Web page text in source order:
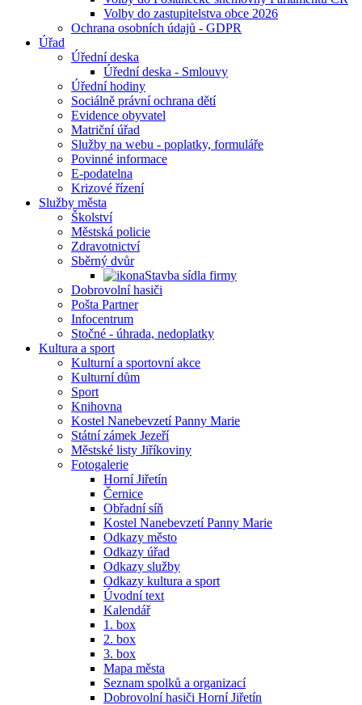
Volby do zastupitelstva obce 2026
Ochrana osobních údajů - GDPR
Úřad
Úřední deska
Úřední deska - Smlouvy
Úřední hodiny
Sociálně právní ochrana dětí
Evidence obyvatel
Matriční úřad
Služby na webu - poplatky, formuláře
Povinné informace
E-podatelna
Krizové řízení
Služby města
Školství
Městská policie
Zdravotnictví
Sběrný dvůr
Stavba sídla firmy
Dobrovolní hasiči
Pošta Partner
Infocentrum
Stočné - úhrada, nedoplatky
Kultura a sport
Kulturní a sportovní akce
Kulturní dům
Sport
Knihovna
Kostel Nanebevzetí Panny Marie
Státní zámek Jezeří
Městské listy Jiříkoviny
Fotogalerie
Horní Jiřetín
Černice
Obřadní síň
Kostel Nanebevzetí Panny Marie
Odkazy město
Odkazy úřad
Odkazy služby
Odkazy kultura a sport
Úvodní text
Kalendář
1. box
2. box
3. box
Mapa města
Seznam spolků a organizací
Dobrovolní hasiči Horní Jiřetín